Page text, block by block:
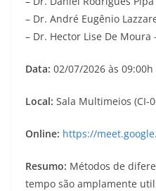
– Dr. André Eugênio
– Dr. Hector Lise De Moura
Data: 02/07/2026 às 09:00h
Local: Sala Multimeios (CI-
Online: https://
Resumo: Métodos de
tempo são amplamente